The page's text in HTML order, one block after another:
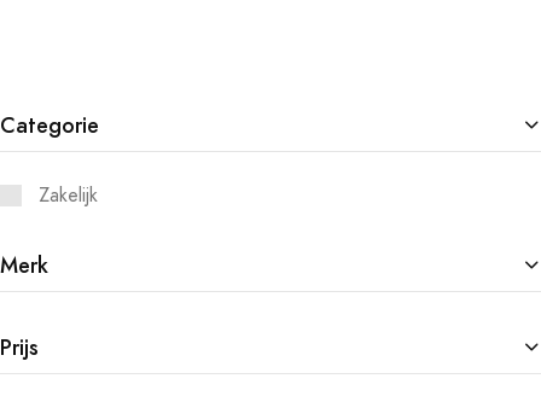
Categorie
Zakelijk
Merk
Prijs